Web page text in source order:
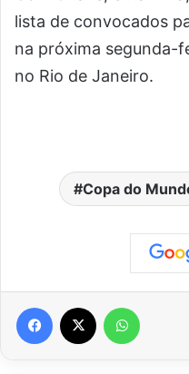
lista de convocados
na próxima segunda-
no Rio de Janeiro.
Copa do